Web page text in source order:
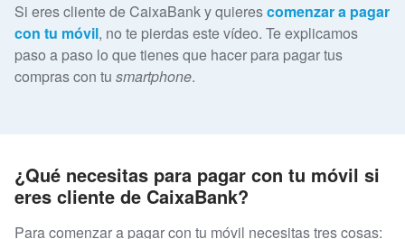
Si eres cliente de CaixaBank y quierescomenzar a pagar
con tu móvil, no te pierdas este vídeo. Te explicamos
paso a paso lo que tienes que hacer para pagar tus
compras con tu smartphone.
¿Qué necesitas para pagar con tu móvil si
eres cliente de CaixaBank?
Para comenzar a pagar con tu móvil necesitas tres cosas: